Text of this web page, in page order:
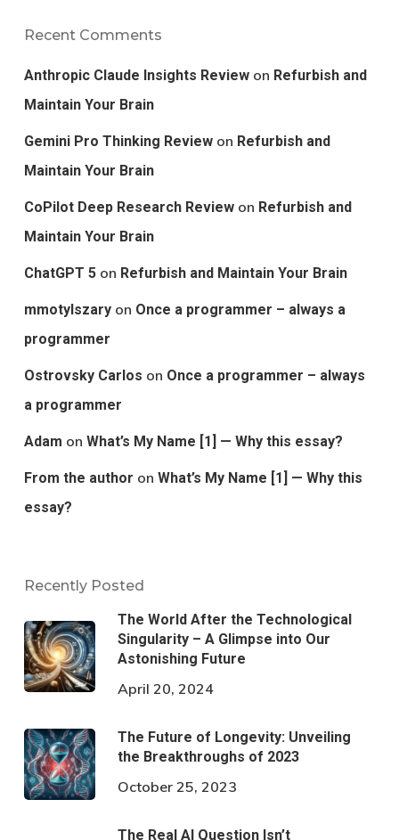
Recent Comments
Anthropic Claude Insights Reviewon Refurbish and
Maintain Your Brain
Gemini Pro Thinking Reviewon Refurbish and
Maintain Your Brain
CoPilot Deep Research Reviewon Refurbish and
Maintain Your Brain
ChatGPT 5on Refurbish and Maintain Your Brain
mmotylszaryon Once a programmer – always a
programmer
Ostrovsky Carlos on Once a programmer – always
a programmer
Adam on What’s My Name [1] — Why this essay?
From the author on What’s My Name [1] — Why this
essay?
Recently Posted
The World After the Technological
Singularity – A Glimpse into Our
Astonishing Future
April 20, 2024
The Future of Longevity: Unveiling
the Breakthroughs of 2023
October 25, 2023
The Real AI Question Isn’t